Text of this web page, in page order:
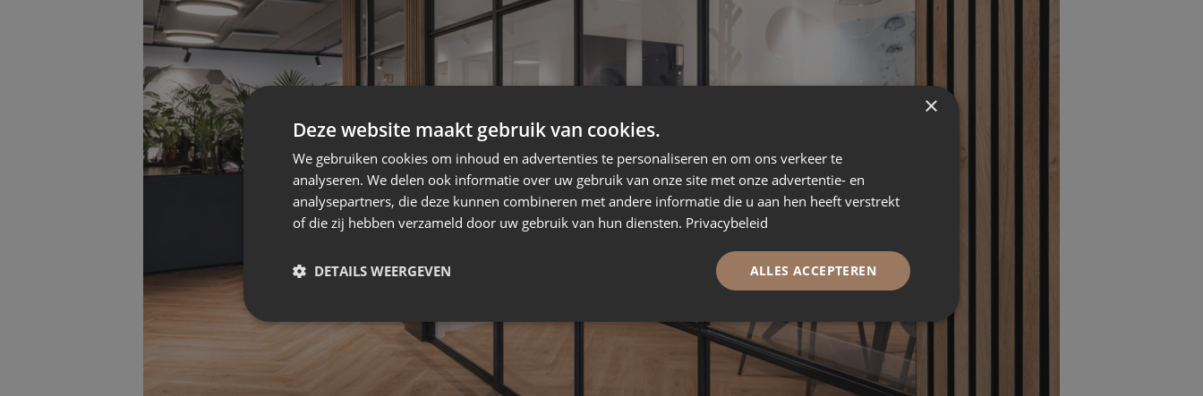
×
Deze website maakt gebruik van cookies.
We gebruiken cookies om inhoud en advertenties te personaliseren en om ons verkeer te
analyseren. We delen ook informatie over uw gebruik van onze site met onze advertentie- en
analysepartners, die deze kunnen combineren met andere informatie die u aan hen heeft verstrekt
of die zij hebben verzameld door uw gebruik van hun diensten. Privacybeleid
ALLES ACCEPTEREN
DETAILS WEERGEVEN